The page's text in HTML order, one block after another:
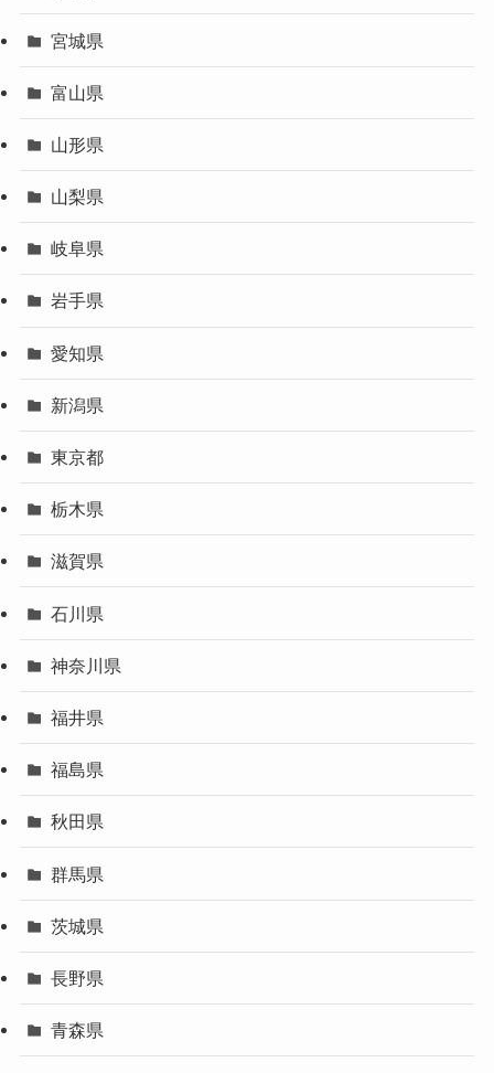
宮城県
富山県
山形県
山梨県
岐阜県
岩手県
愛知県
新潟県
東京都
栃木県
滋賀県
石川県
神奈川県
福井県
福島県
秋田県
群馬県
茨城県
長野県
青森県